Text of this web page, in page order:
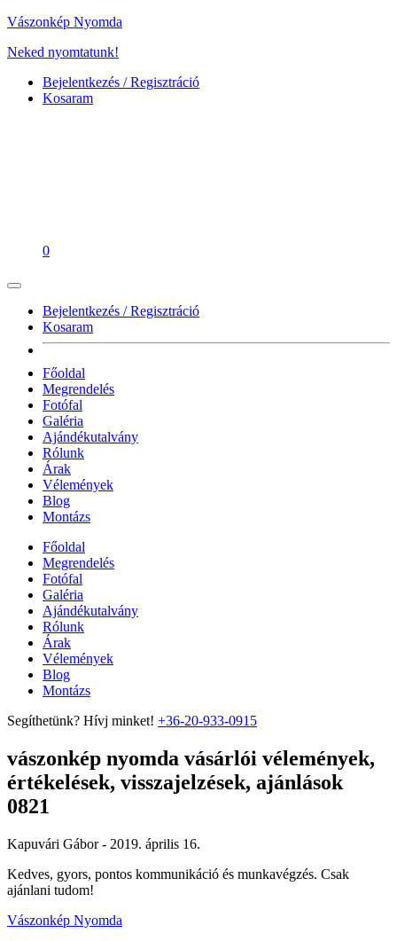
Vászonkép Nyomda
Neked nyomtatunk!
Bejelentkezés / Regisztráció
Kosaram
0
Bejelentkezés / Regisztráció
Kosaram
Főoldal
Megrendelés
Fotófal
Galéria
Ajándékutalvány
Rólunk
Árak
Vélemények
Blog
Montázs
Főoldal
Megrendelés
Fotófal
Galéria
Ajándékutalvány
Rólunk
Árak
Vélemények
Blog
Montázs
Segíthetünk? Hívj minket! +36-20-933-0915
vászonkép nyomda vásárlói vélemények,
értékelések, visszajelzések, ajánlások
0821
Kapuvári Gábor - 2019. április 16.
Kedves, gyors, pontos kommunikáció és munkavégzés. Csak
ajánlani tudom!
Vászonkép Nyomda